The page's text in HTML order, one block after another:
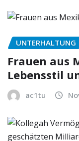
UNTERHALTUNG
Frauen aus
Lebensstil
ac1tu